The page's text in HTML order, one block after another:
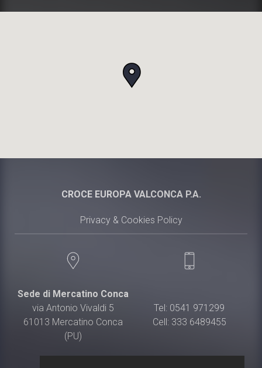
CROCE EUROPA VALCONCA P.A.
Privacy & Cookies Policy
Sede di Mercatino Conca
via Antonio Vivaldi 5
61013 Mercatino Conca
(PU)
Tel: 0541 971299
Cell: 333 6489455